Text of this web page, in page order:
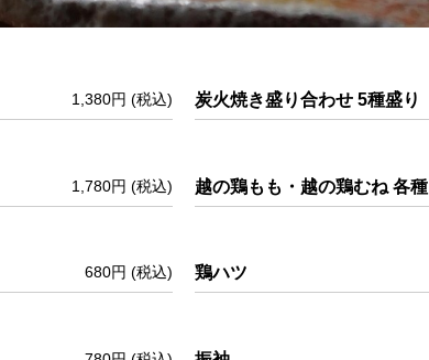
1,380円 (税込) 炭火焼き盛り合わせ 5種盛り
1,780円 (税込) 越の鶏もも・越の鶏むね 各種
680円 (税込) 鶏ハツ